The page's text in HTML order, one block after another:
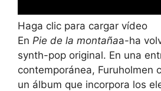
Haga clic para cargar vídeo
En Pie de la montañaa-ha
synth-pop original. En una
contemporánea, Furuholmen
un álbum que incorpora los